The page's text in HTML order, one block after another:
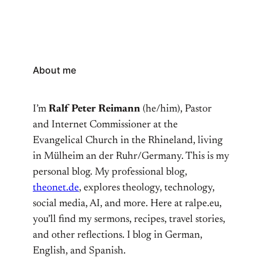
About me
I’m Ralf Peter Reimann (he/him), Pastor
and Internet Commissioner at the
Evangelical Church in the Rhineland, living
in Mülheim an der Ruhr/Germany. This is my
personal blog. My professional blog,
theonet.de, explores theology, technology,
social media, AI, and more. Here at ralpe.eu,
you’ll find my sermons, recipes, travel stories,
and other reflections. I blog in German,
English, and Spanish.